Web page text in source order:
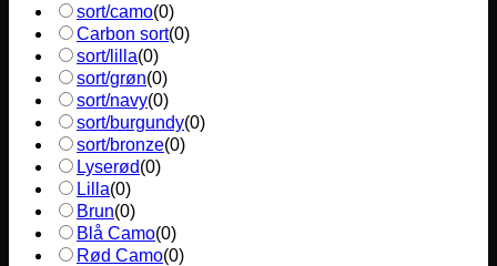
sort/camo(0)
Carbon sort(0)
sort/lilla(0)
sort/grøn(0)
sort/navy(0)
sort/burgundy(0)
sort/bronze(0)
Lyserød(0)
Lilla(0)
Brun(0)
Blå Camo(0)
Rød Camo(0)